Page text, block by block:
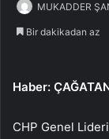
MUKADDER
Bir dakikadan az
Haber:
CHP Genel